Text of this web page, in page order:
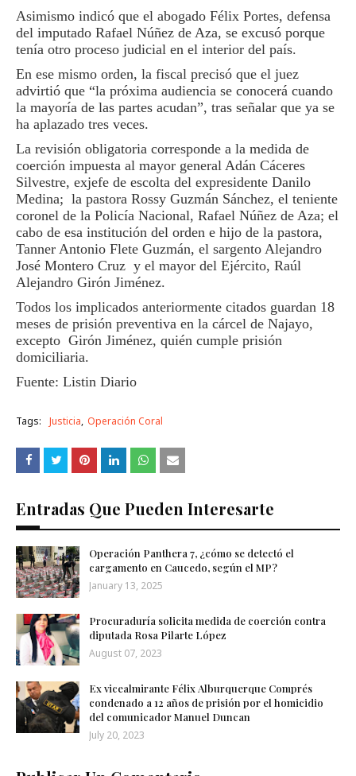
Asimismo indicó que el abogado Félix Portes, defensa
del imputado Rafael Núñez de Aza, se excusó porque
tenía otro proceso judicial en el interior del país.
En ese mismo orden, la fiscal precisó que el juez
advirtió que “la próxima audiencia se conocerá cuando
la mayoría de las partes acudan”, tras señalar que ya se
ha aplazado tres veces.
La revisión obligatoria corresponde a la medida de
coerción impuesta al mayor general Adán Cáceres
Silvestre, exjefe de escolta del expresidente Danilo
Medina; la pastora Rossy Guzmán Sánchez, el teniente
coronel de la Policía Nacional, Rafael Núñez de Aza; el
cabo de esa institución del orden e hijo de la pastora,
Tanner Antonio Flete Guzmán, el sargento Alejandro
José Montero Cruz y el mayor del Ejército, Raúl
Alejandro Girón Jiménez.
Todos los implicados anteriormente citados guardan 18
meses de prisión preventiva en la cárcel de Najayo,
excepto Girón Jiménez, quién cumple prisión
domiciliaria.
Fuente: Listin Diario
Tags: Justicia Operación Coral
Entradas Que Pueden Interesarte
Operación Panthera 7, ¿cómo se detectó el
cargamento en Caucedo, según el MP?
January 13, 2025
Procuraduría solicita medida de coerción contra
diputada Rosa Pilarte López
August 07, 2023
Ex vicealmirante Félix Alburquerque Comprés
condenado a 12 años de prisión por el homicidio
del comunicador Manuel Duncan
July 20, 2023